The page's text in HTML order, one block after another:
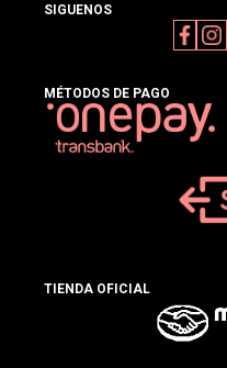
SIGUENOS
MÉTODOS DE PAGO
TIENDA OFICIAL